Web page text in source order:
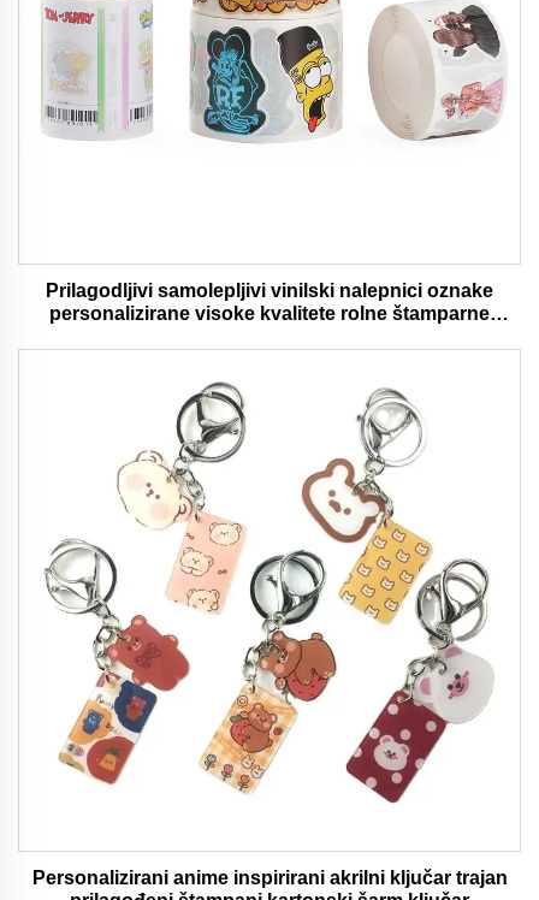
Prilagodljivi samolepljivi vinilski nalepnici oznake
personalizirane visoke kvalitete rolne štamparne
Personalizirani anime inspirirani akrilni ključar trajan